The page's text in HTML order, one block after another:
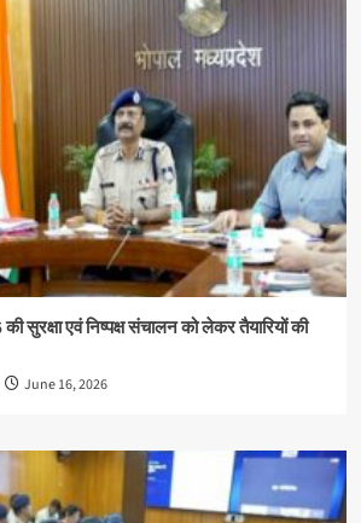
सुरक्षा एवं निष्पक्ष संचालन को लेकर तैयारियों की
June 16, 2026